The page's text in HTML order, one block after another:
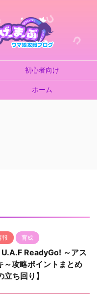
初心者向け
ホーム
報 育成
U.A.F ReadyGo! ～アス
～攻略ポイントまとめ
立ち回り】